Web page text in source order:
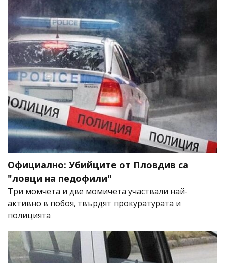
Официално: Убийците от Пловдив са
"ловци на педофили"
Три момчета и две момичета участвали най-
активно в побоя, твърдят прокуратурата и
полицията